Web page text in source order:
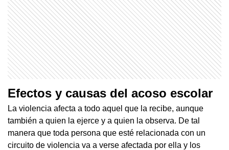
Efectos y causas del acoso escolar
La violencia afecta a todo aquel que la recibe, aunque
también a quien la ejerce y a quien la observa. De tal
manera que toda persona que esté relacionada con un
circuito de violencia va a verse afectada por ella y los